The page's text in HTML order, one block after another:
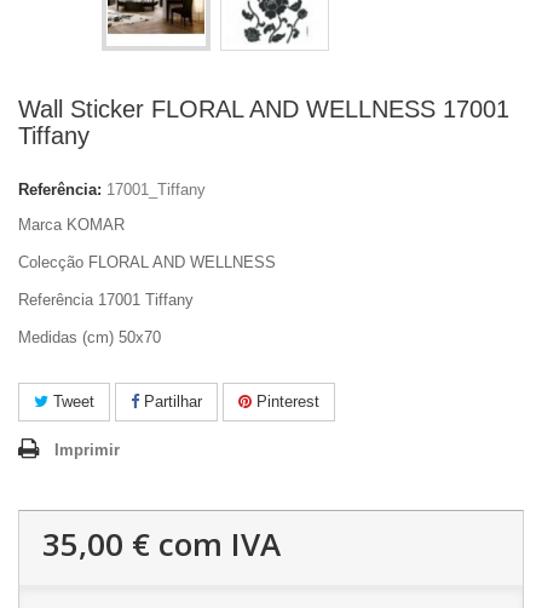
Wall Sticker FLORAL AND WELLNESS 17001
Tiffany
Referência: 17001_Tiffany
Marca KOMAR
Colecção FLORAL AND WELLNESS
Referência 17001 Tiffany
Medidas (cm) 50x70
Tweet Partilhar Pinterest
Imprimir
35,00 € com IVA